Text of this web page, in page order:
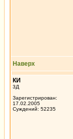
Наверх
КИ
3Д
Зарегистрирован:
17.02.2005
Суждений: 52235